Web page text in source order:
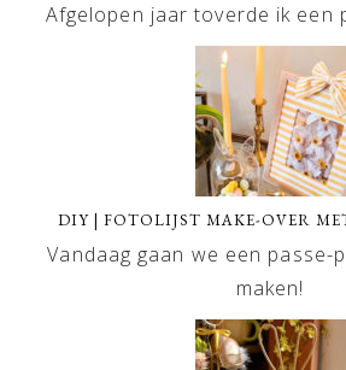
Afgelopen jaar toverde ik een
DIY | FOTOLIJST MAKE-OVER
Vandaag gaan we een
maken!